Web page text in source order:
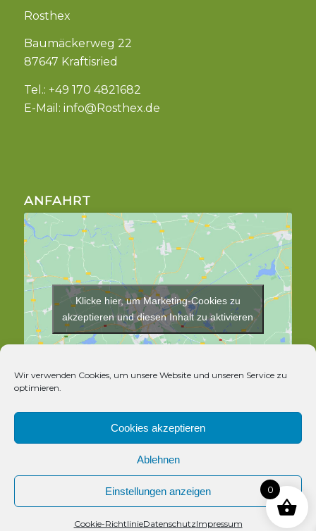
Wir verwenden Cookies, um unsere Website und unseren Service zu
optimieren.
Cookies akzeptieren
Ablehnen
Einstellungen anzeigen
Cookie-RichtlinieDatenschutzImpressum
Rosthex
Baumäckerweg 22
87647 Kraftisried
Tel.: +49 170 4821682
E-Mail: info@Rosthex.de
ANFAHRT
Klicke hier, um Marketing-Cookies zu
akzeptieren und diesen Inhalt zu aktivieren
Vertrag widerrufen
0
Kontakt